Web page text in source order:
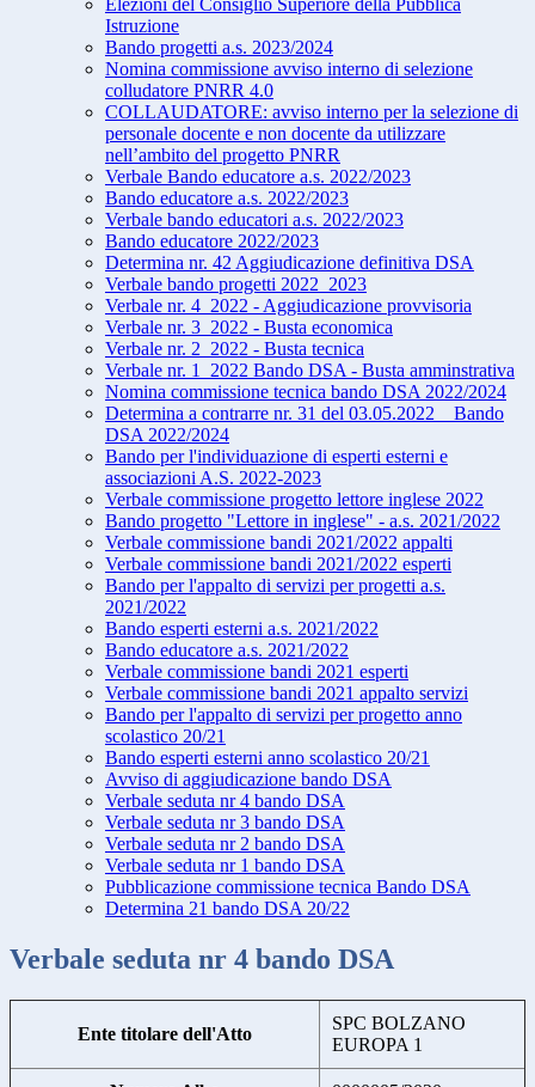
Elezioni del Consiglio Superiore della Pubblica
Istruzione
Bando progetti a.s. 2023/2024
Nomina commissione avviso interno di selezione
colludatore PNRR 4.0
COLLAUDATORE: avviso interno per la selezione di
personale docente e non docente da utilizzare
nell’ambito del progetto PNRR
Verbale Bando educatore a.s. 2022/2023
Bando educatore a.s. 2022/2023
Verbale bando educatori a.s. 2022/2023
Bando educatore 2022/2023
Determina nr. 42 Aggiudicazione definitiva DSA
Verbale bando progetti 2022_2023
Verbale nr. 4_2022 - Aggiudicazione provvisoria
Verbale nr. 3_2022 - Busta economica
Verbale nr. 2_2022 - Busta tecnica
Verbale nr. 1_2022 Bando DSA - Busta amminstrativa
Nomina commissione tecnica bando DSA 2022/2024
Determina a contrarre nr. 31 del 03.05.2022 _ Bando
DSA 2022/2024
Bando per l'individuazione di esperti esterni e
associazioni A.S. 2022-2023
Verbale commissione progetto lettore inglese 2022
Bando progetto "Lettore in inglese" - a.s. 2021/2022
Verbale commissione bandi 2021/2022 appalti
Verbale commissione bandi 2021/2022 esperti
Bando per l'appalto di servizi per progetti a.s.
2021/2022
Bando esperti esterni a.s. 2021/2022
Bando educatore a.s. 2021/2022
Verbale commissione bandi 2021 esperti
Verbale commissione bandi 2021 appalto servizi
Bando per l'appalto di servizi per progetto anno
scolastico 20/21
Bando esperti esterni anno scolastico 20/21
Avviso di aggiudicazione bando DSA
Verbale seduta nr 4 bando DSA
Verbale seduta nr 3 bando DSA
Verbale seduta nr 2 bando DSA
Verbale seduta nr 1 bando DSA
Pubblicazione commissione tecnica Bando DSA
Determina 21 bando DSA 20/22
Verbale seduta nr 4 bando DSA
Ente titolare dell'Atto
SPC BOLZANO
EUROPA 1